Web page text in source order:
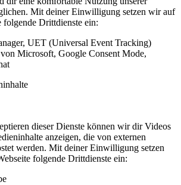
Mit deiner Einwilligung setzen wir auf
folgende Drittdienste ein:
UET (Universal Event Tracking)
Microsoft, Google Consent Mode,
dieser Dienste können wir dir Videos
anzeigen, die von externen
werden. Mit deiner Einwilligung setzen
folgende Drittdienste ein: